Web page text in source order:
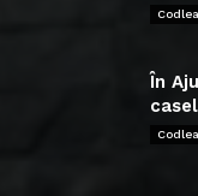
Codlea
În
Codlea